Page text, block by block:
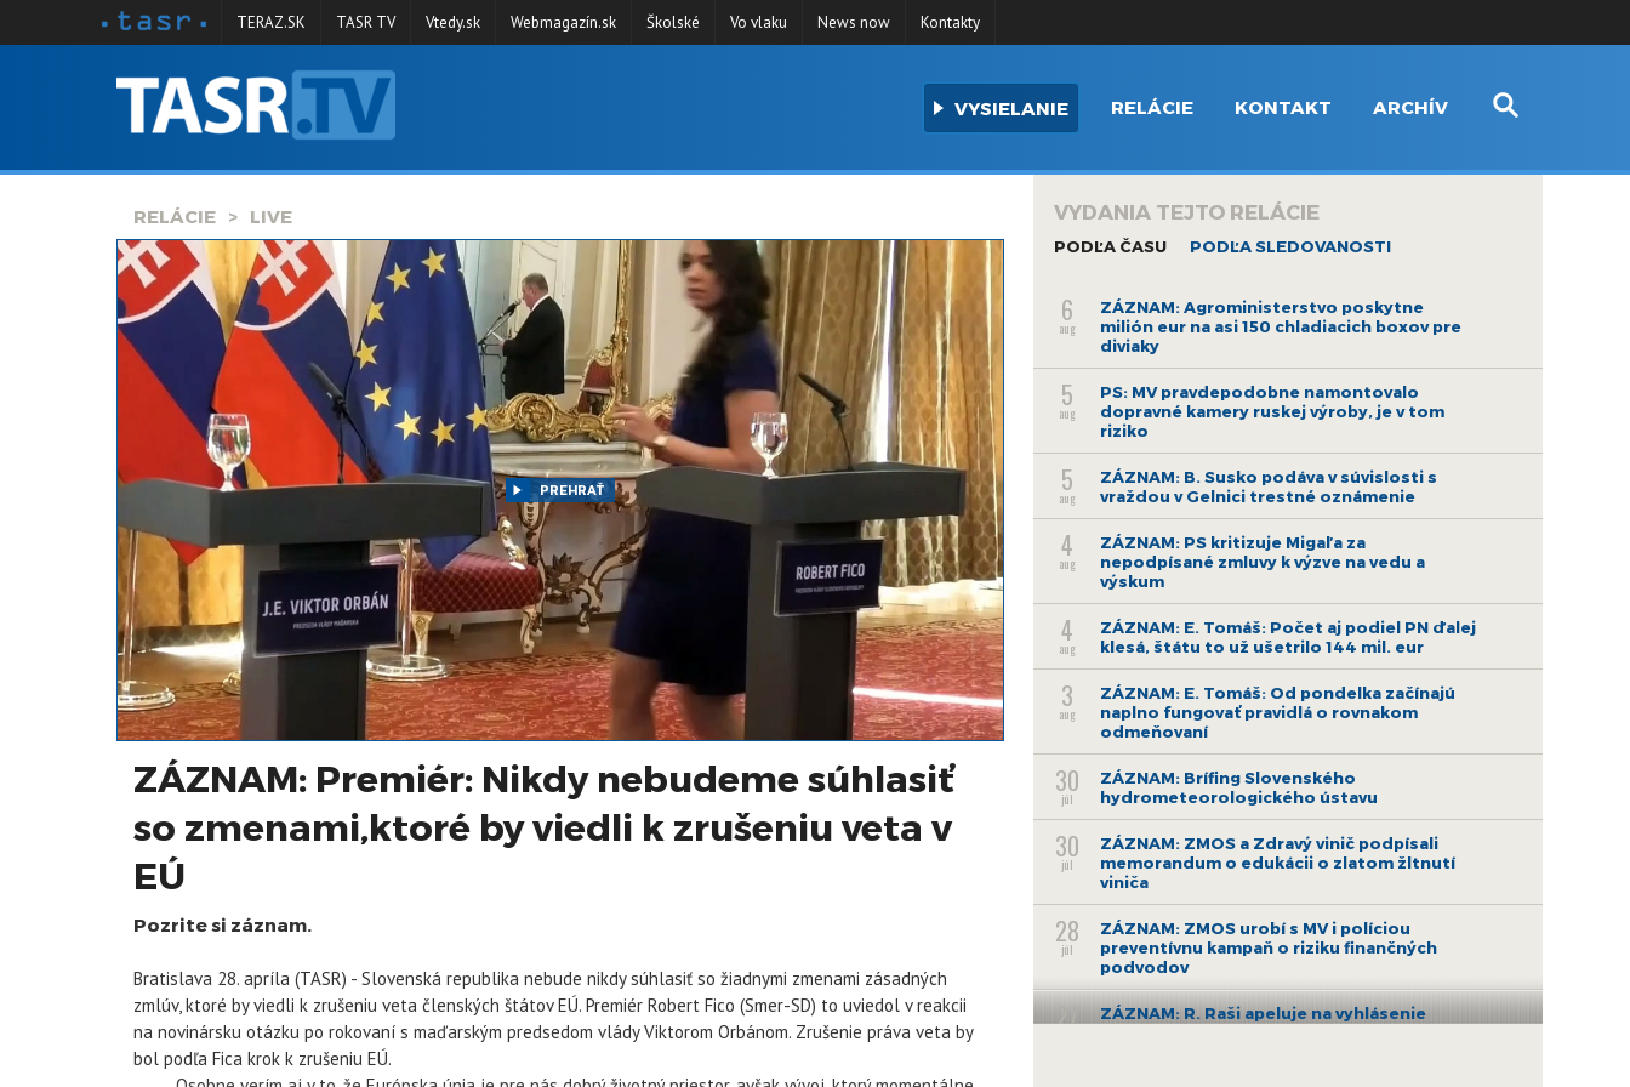
SPRAVODAJSTVO
KONTAKT
ARCHÍV
TERAZ.SK TASR TV Vtedy.sk Webmagazín.sk Školské Vo vlaku News now Kontakty
VYSIELANIE RELÁCIE KONTAKT ARCHÍV
RELÁCIE LIVE
PREHRAŤ
ZÁZNAM: Premiér: Nikdy nebudeme súhlasiť
so zmenami,ktoré by viedli k zrušeniu veta v
EÚ
Pozrite si záznam.
Bratislava 28. apríla (TASR) - Slovenská republika nebude nikdy súhlasiť so žiadnymi zmenami zásadných
zmlúv, ktoré by viedli k zrušeniu veta členských štátov EÚ. Premiér Robert Fico (Smer-SD) to uviedol v reakcii
na novinársku otázku po rokovaní s maďarským predsedom vlády Viktorom Orbánom. Zrušenie práva veta by
bol podľa Fica krok k zrušeniu EÚ.
VYDANIA TEJTO RELÁCIE
PODĽA ČASU PODĽA SLEDOVANOSTI
6
aug
ZÁZNAM: Agroministerstvo poskytne
milión eur na asi 150 chladiacich boxov pre
diviaky
5
aug
PS: MV pravdepodobne namontovalo
dopravné kamery ruskej výroby, je v tom
riziko
5
aug
ZÁZNAM: B. Susko podáva v súvislosti s
vraždou v Gelnici trestné oznámenie
4
aug
ZÁZNAM: PS kritizuje Migaľa za
nepodpísané zmluvy k výzve na vedu a
výskum
4
aug
ZÁZNAM: E. Tomáš: Počet aj podiel PN ďalej
klesá, štátu to už ušetrilo 144 mil. eur
3
aug
ZÁZNAM: E. Tomáš: Od pondelka začínajú
naplno fungovať pravidlá o rovnakom
odmeňovaní
30
júl
ZÁZNAM: Brífing Slovenského
hydrometeorologického ústavu
30
júl
ZÁZNAM: ZMOS a Zdravý vinič podpísali
memorandum o edukácii o zlatom žltnutí
viniča
28
júl
ZÁZNAM: ZMOS urobí s MV i políciou
preventívnu kampaň o riziku finančných
podvodov
27
ZÁZNAM: R. Raši apeluje na vyhlásenie